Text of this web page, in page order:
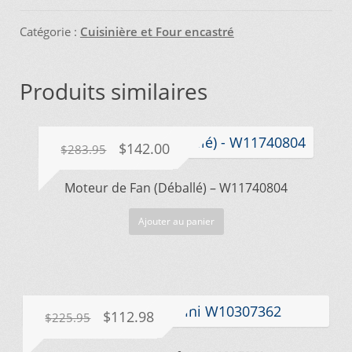
Catégorie : Cuisinière et Four encastré
Produits similaires
Moteur de Fan (Déballé) – W11740804
$283.95
Le
initial
était :
$283.95.
$142.00Le
actuel
est :
$142.00.
Ajouter au panier
$225.95
Le
$112.98Le